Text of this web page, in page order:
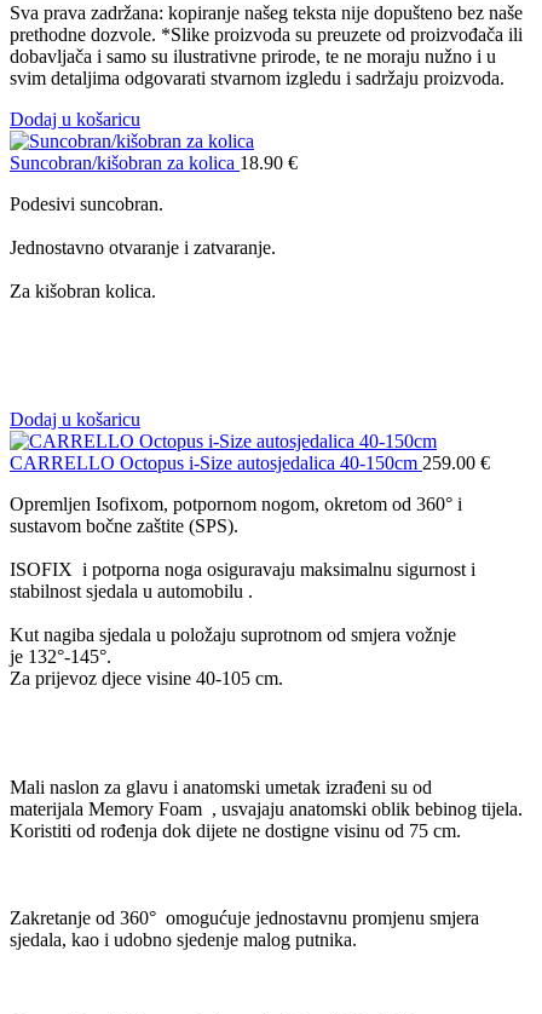
Sva prava zadržana: kopiranje našeg teksta nije dopušteno bez naše
prethodne dozvole. *Slike proizvoda su preuzete od proizvođača ili
dobavljača i samo su ilustrativne prirode, te ne moraju nužno i u
svim detaljima odgovarati stvarnom izgledu i sadržaju proizvoda.
Dodaj u košaricu
Suncobran/kišobran za kolica 18.90 €
Podesivi suncobran.
Jednostavno otvaranje i zatvaranje.
Za kišobran kolica.
Dodaj u košaricu
CARRELLO Octopus i-Size autosjedalica 40-150cm 259.00 €
Opremljen Isofixom, potpornom nogom, okretom od 360° i
sustavom bočne zaštite (SPS).
ISOFIX i potporna noga osiguravaju maksimalnu sigurnost i
stabilnost sjedala u automobilu .
Kut nagiba sjedala u položaju suprotnom od smjera vožnje
je 132°-145°.
Za prijevoz djece visine 40-105 cm.
Mali naslon za glavu i anatomski umetak izrađeni su od
materijala Memory Foam , usvajaju anatomski oblik bebinog tijela.
Koristiti od rođenja dok dijete ne dostigne visinu od 75 cm.
Zakretanje od 360° omogućuje jednostavnu promjenu smjera
sjedala, kao i udobno sjedenje malog putnika.